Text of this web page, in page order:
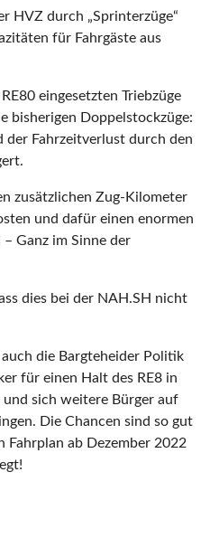
HVZ durch „Sprinterzüge“
für Fahrgäste aus
eingesetzten Triebzüge
bisherigen Doppelstockzüge:
Fahrzeitverlust durch den
zusätzlichen Zug-Kilometer
und dafür einen enormen
– Ganz im Sinne der
dies bei der NAH.SH nicht
die Bargteheider Politik
für einen Halt des RE8 in
und sich weitere Bürger auf
Die Chancen sind so gut
ab Dezember 2022